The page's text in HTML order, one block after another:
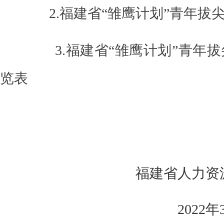
2.福建省“雏鹰计划”青年拔
3.福建省“雏鹰计划”青年
览表
福建省人力资源和
2022年